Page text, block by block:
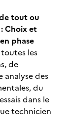
tout ou
Choix et
phase
les
de
analyse des
du
dans le
technicien